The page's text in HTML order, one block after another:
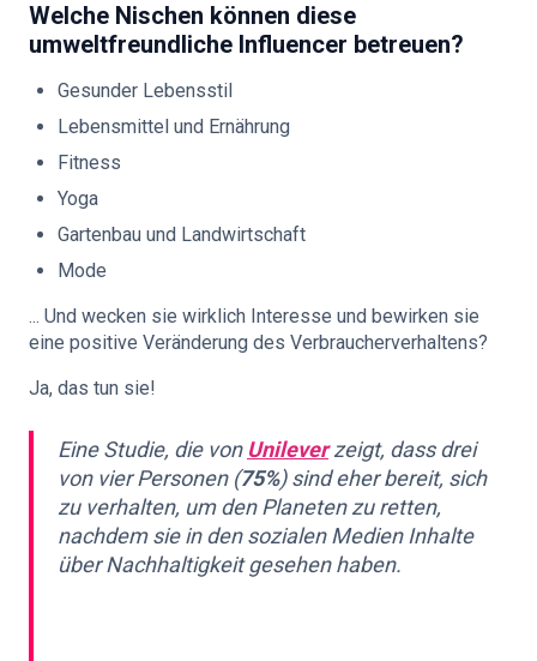
Welche Nischen können diese
umweltfreundliche Influencer betreuen?
Gesunder Lebensstil
Lebensmittel und Ernährung
Fitness
Yoga
Gartenbau und Landwirtschaft
Mode
... Und wecken sie wirklich Interesse und bewirken sie
eine positive Veränderung des Verbraucherverhaltens?
Ja, das tun sie!
Eine Studie, die von Unileverzeigt, dass drei
von vier Personen (75%) sind eher bereit, sich
zu verhalten, um den Planeten zu retten,
nachdem sie in den sozialen Medien Inhalte
über Nachhaltigkeit gesehen haben.